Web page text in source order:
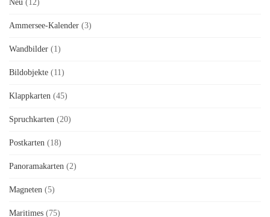
Neu (12)
Ammersee-Kalender (3)
Wandbilder (1)
Bildobjekte (11)
Klappkarten (45)
Spruchkarten (20)
Postkarten (18)
Panoramakarten (2)
Magneten (5)
Maritimes (75)